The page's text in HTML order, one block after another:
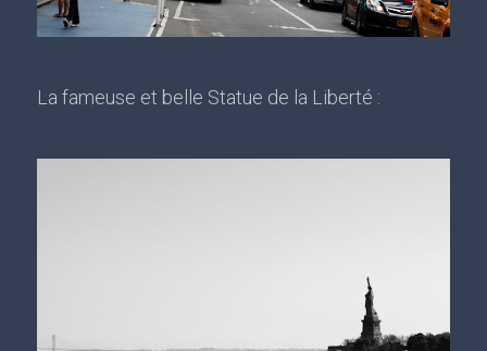
La fameuse et belle Statue de la Liberté :